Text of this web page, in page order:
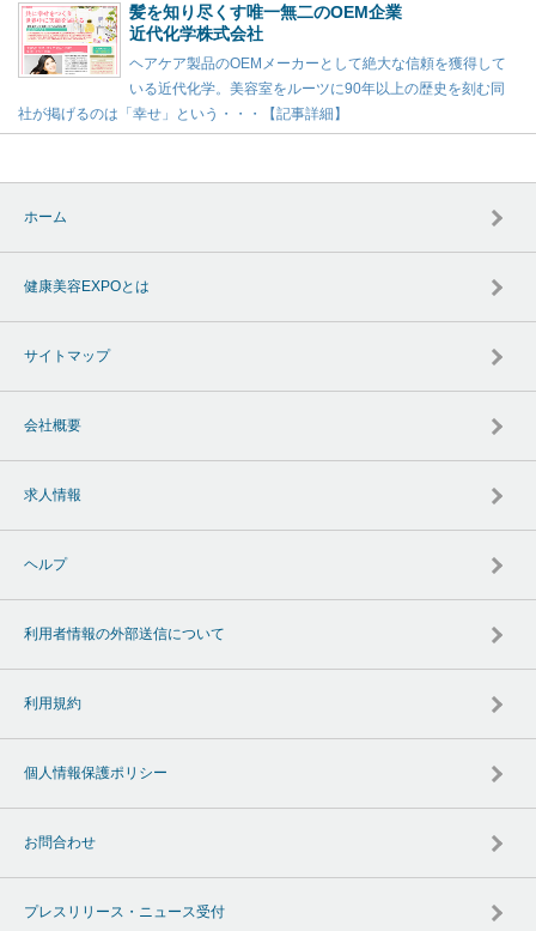
髪を知り尽くす唯一無二のOEM企業
近代化学株式会社
ヘアケア製品のOEMメーカーとして絶大な信頼を獲得して
いる近代化学。美容室をルーツに90年以上の歴史を刻む同
社が掲げるのは「幸せ」という・・・【記事詳細】
ホーム
健康美容EXPOとは
サイトマップ
会社概要
求人情報
ヘルプ
利用者情報の外部送信について
利用規約
個人情報保護ポリシー
お問合わせ
プレスリリース・ニュース受付